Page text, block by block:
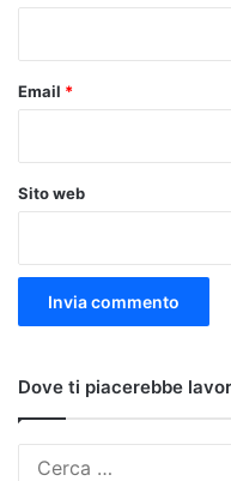
Email *
Sito web
Dove ti piacerebbe